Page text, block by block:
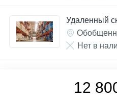
Удаленный
Нет в
12